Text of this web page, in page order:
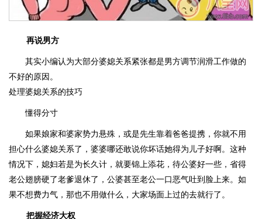
再说男方
其实小编认为大部分婆媳关系紧张都是男方调节润滑工作做的
不好的原因。
处理婆媳关系的技巧
懂得分寸
如果娘家和婆家势力悬殊，或是先生靠着爸爸提携，你就不用
担心什么婆媳关系了，婆婆哪还敢说你坏话她得为儿子好啊。这种
情况下，媳妇若是为长久计，就要锦上添花，待公婆好一些，省得
老公翅膀硬了老爹退休了，公婆甚至老公一口恶气吐到脸上来。如
果不想费力气，那也不用做什么，大家场面上过的去就行了。
把握经济大权